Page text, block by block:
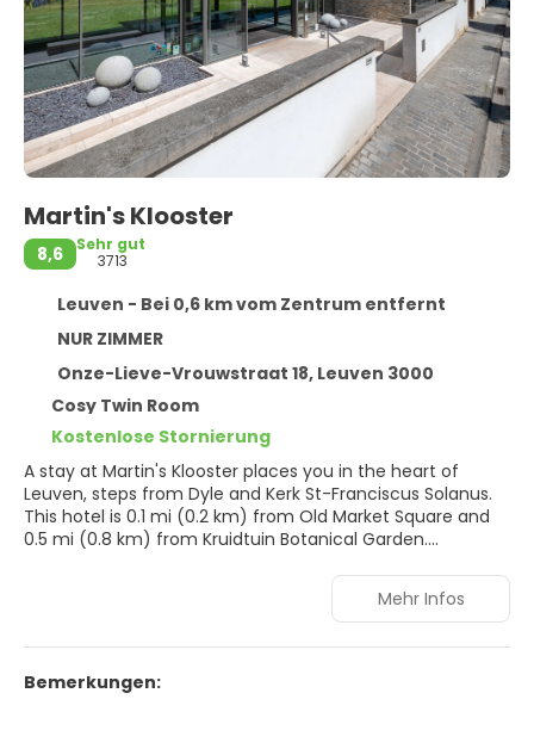
Martin's Klooster
8,6
Sehr gut
3713
Leuven - Bei 0,6 km vom Zentrum entfernt
NUR ZIMMER
Onze-Lieve-Vrouwstraat 18, Leuven 3000
Cosy Twin Room
Kostenlose Stornierung
A stay at Martin's Klooster places you in the heart of
Leuven, steps from Dyle and Kerk St-Franciscus Solanus.
This hotel is 0.1 mi (0.2 km) from Old Market Square and
0.5 mi (0.8 km) from Kruidtuin Botanical Garden.
Take in the views from a terrace and a garden and make
use of amenities such as complimentary wireless internet
access. Additional amenities at this hotel include
concierge services, a television in a common area, and a
banquet hall.
Mehr Infos
Bemerkungen: